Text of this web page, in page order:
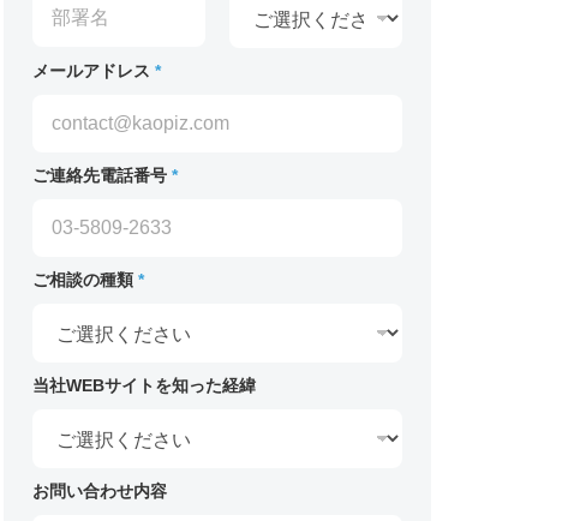
メールアドレス *
ご連絡先電話番号 *
ご相談の種類 *
当社WEBサイトを知った経緯
お問い合わせ内容